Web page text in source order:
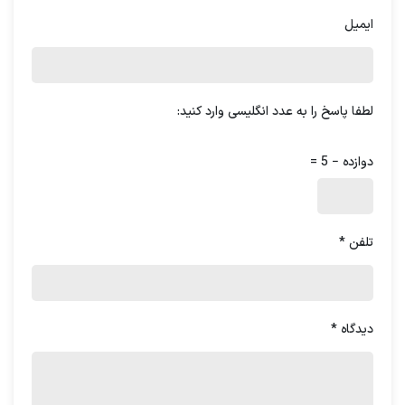
مدیریت رده‌بالا (Top-Level Management)
ایمیل
لطفا پاسخ را به عدد انگلیسی وارد کنید:
دوازده − 5 =
تلفن*
دیدگاه *